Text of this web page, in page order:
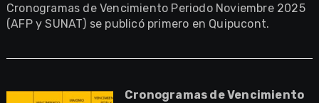
Cronogramas de Vencimiento Periodo Noviembre 2025
(AFP y SUNAT) se publicó primero en Quipucont.
Cronogramas de Vencimiento